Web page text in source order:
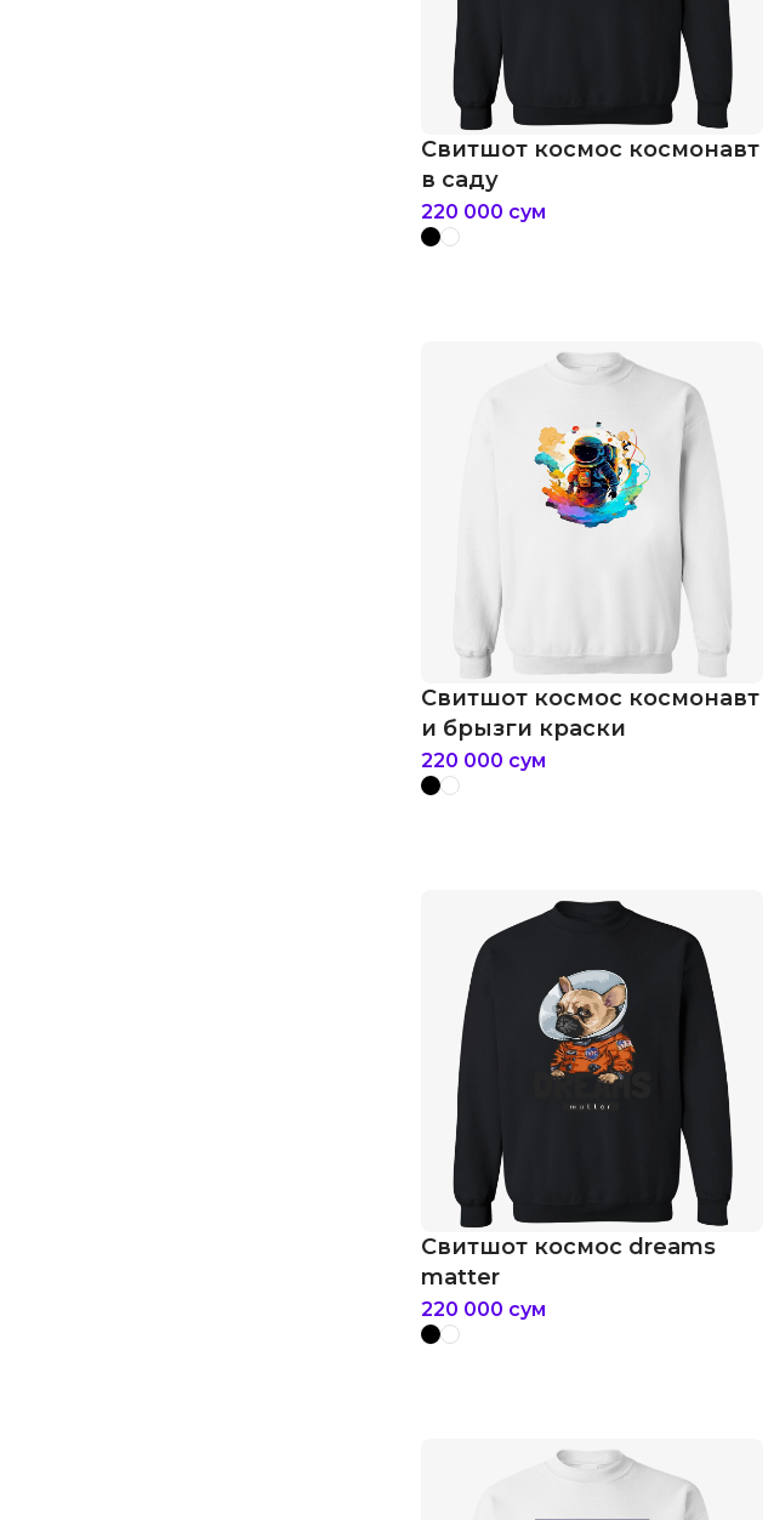
Свитшот космос космонавт
в саду
220 000 сум
Свитшот космос космонавт
и брызги краски
220 000 сум
Свитшот космос dreams
matter
220 000 сум